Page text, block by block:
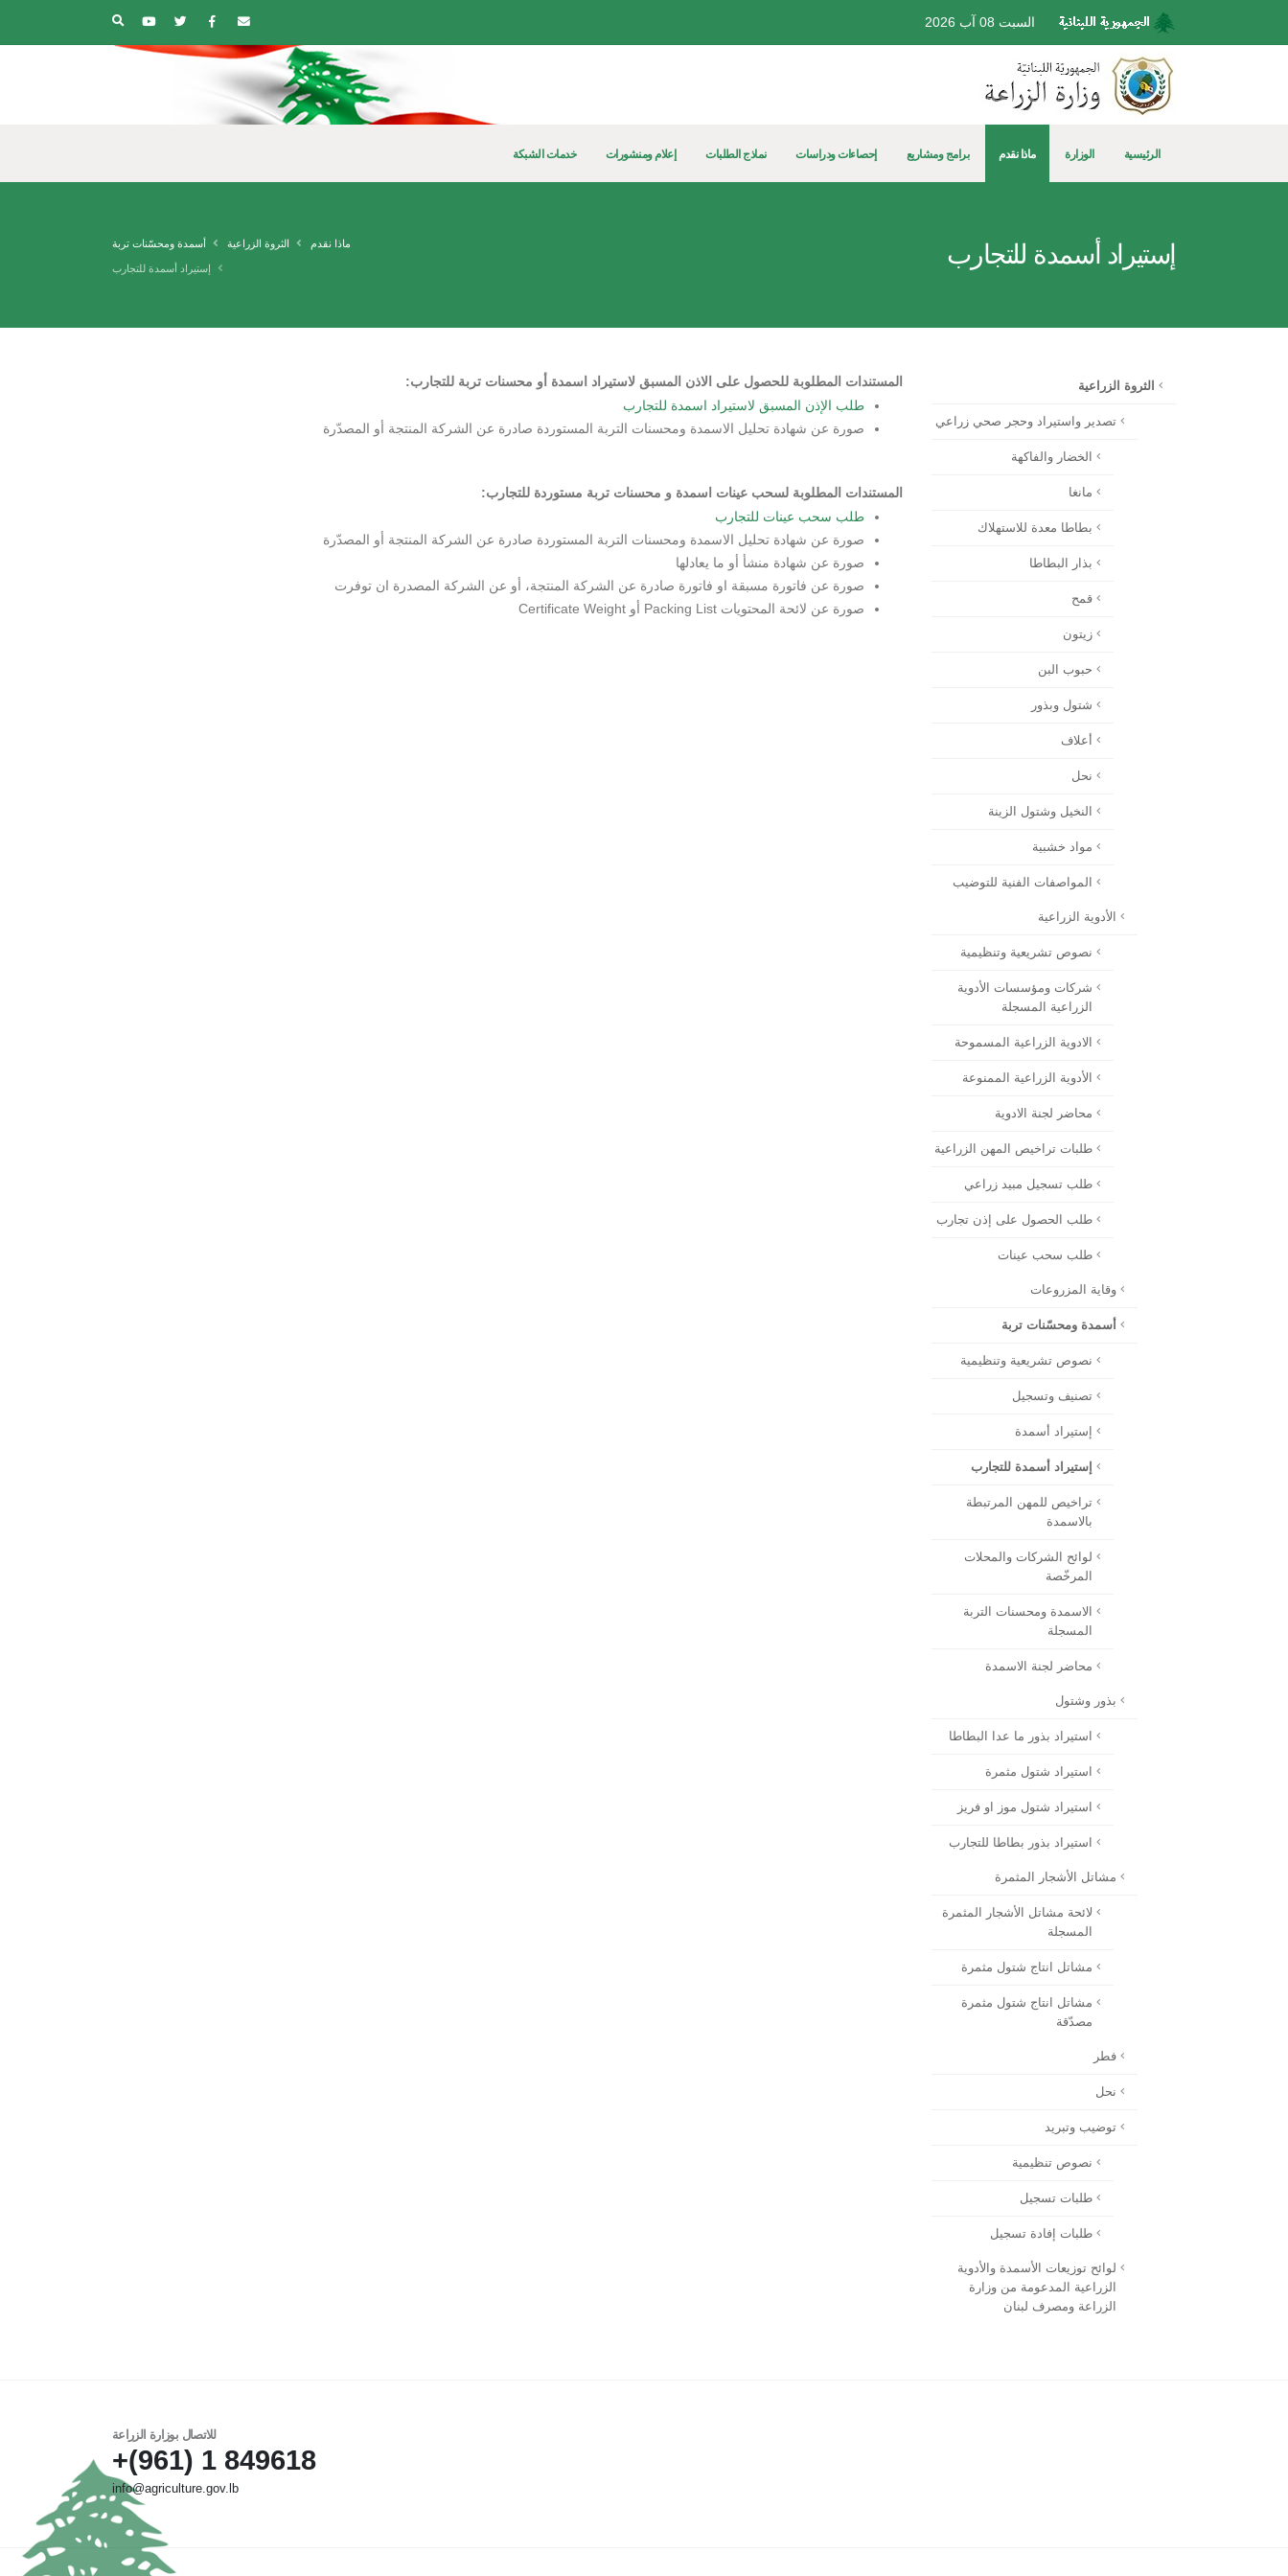
السبت 08 آب 2026
الرئيسية الوزارة ماذا نقدم برامج ومشاريع إحصاءات ودراسات نماذج الطلبات إعلام ومنشورات خدمات الشبكة
إستيراد أسمدة للتجارب ماذا نقدم الثروة الزراعية أسمدة ومحسّنات تربة
إستيراد أسمدة للتجارب
الثروة الزراعية
تصدير واستيراد وحجر صحي زراعي
الخضار والفاكهة
مانغا
بطاطا معدة للاستهلاك
بذار البطاطا
قمح
زيتون
حبوب البن
شتول وبذور
أعلاف
نحل
النخيل وشتول الزينة
مواد خشبية
المواصفات الفنية للتوضيب
الأدوية الزراعية
نصوص تشريعية وتنظيمية
شركات ومؤسسات الأدوية
الزراعية المسجلة
الادوية الزراعية المسموحة
الأدوية الزراعية الممنوعة
محاضر لجنة الادوية
طلبات تراخيص المهن الزراعية
طلب تسجيل مبيد زراعي
طلب الحصول على إذن تجارب
طلب سحب عينات
وقاية المزروعات
أسمدة ومحسّنات تربة
نصوص تشريعية وتنظيمية
تصنيف وتسجيل
إستيراد أسمدة
إستيراد أسمدة للتجارب
تراخيص للمهن المرتبطة
بالاسمدة
لوائح الشركات والمحلات
المرخّصة
الاسمدة ومحسنات التربة
المسجلة
محاضر لجنة الاسمدة
بذور وشتول
استيراد بذور ما عدا البطاطا
استيراد شتول مثمرة
استيراد شتول موز او فريز
استيراد بذور بطاطا للتجارب
مشاتل الأشجار المثمرة
لائحة مشاتل الأشجار المثمرة
المسجلة
مشاتل انتاج شتول مثمرة
مشاتل انتاج شتول مثمرة
مصدّقة
فطر
نحل
توضيب وتبريد
نصوص تنظيمية
طلبات تسجيل
طلبات إفادة تسجيل
لوائح توزيعات الأسمدة والأدوية
الزراعية المدعومة من وزارة
الزراعة ومصرف لبنان
المستندات المطلوبة للحصول على الاذن المسبق لاستيراد اسمدة أو محسنات تربة للتجارب:
طلب الإذن المسبق لاستيراد اسمدة للتجارب
صورة عن شهادة تحليل الاسمدة ومحسنات التربة المستوردة صادرة عن الشركة المنتجة أو المصدّرة
المستندات المطلوبة لسحب عينات اسمدة و محسنات تربة مستوردة للتجارب:
طلب سحب عينات للتجارب
صورة عن شهادة تحليل الاسمدة ومحسنات التربة المستوردة صادرة عن الشركة المنتجة أو المصدّرة
صورة عن شهادة منشأ أو ما يعادلها
صورة عن فاتورة مسبقة او فاتورة صادرة عن الشركة المنتجة، أو عن الشركة المصدرة ان توفرت
صورة عن لائحة المحتويات Packing List أو Certificate Weight
للاتصال بوزارة الزراعة
849618 1 (961)+
info@agriculture.gov.lb